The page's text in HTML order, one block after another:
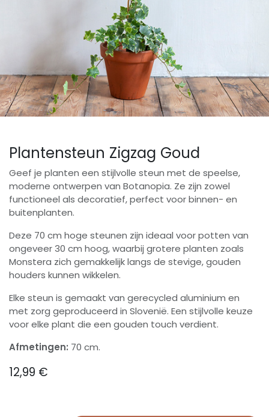
Plantensteun Zigzag Goud
Geef je planten een stijlvolle steun met de speelse,
moderne ontwerpen van Botanopia. Ze zijn zowel
functioneel als decoratief, perfect voor binnen- en
buitenplanten.
Deze 70 cm hoge steunen zijn ideaal voor potten van
ongeveer 30 cm hoog, waarbij grotere planten zoals
Monstera zich gemakkelijk langs de stevige, gouden
houders kunnen wikkelen.
Elke steun is gemaakt van gerecycled aluminium en
met zorg geproduceerd in Slovenië. Een stijlvolle keuze
voor elke plant die een gouden touch verdient.
Afmetingen: 70 cm.
12,99 €